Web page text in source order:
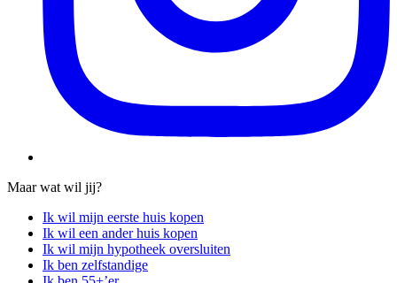
Maar wat wil jij?
Ik wil mijn eerste huis kopen
Ik wil een ander huis kopen
Ik wil mijn hypotheek oversluiten
Ik ben zelfstandige